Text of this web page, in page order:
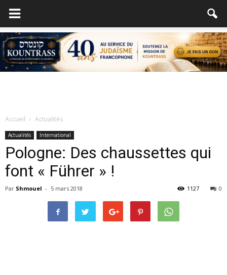
Accueil Actualités
Actualités International
Pologne: Des chaussettes qui
font « Führer » !
Par Shmouel - 5 mars 2018 0
1127